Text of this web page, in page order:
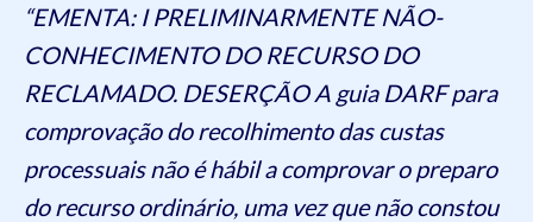
“EMENTA: I PRELIMINARMENTE NÃO-
CONHECIMENTO DO RECURSO DO
RECLAMADO. DESERÇÃO A guia DARF para
comprovação do recolhimento das custas
processuais não é hábil a comprovar o preparo
do recurso ordinário, uma vez que não constou